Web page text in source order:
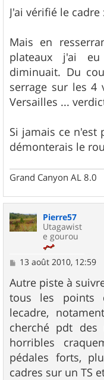
s
s
g
e
J'ai vérifié le
Mais en
plateaux j'ai
diminuait. Du
serrage sur les 4
Versailles ...
Si jamais ce n'est
démonterais le
Grand Canyon AL 8.0
Pierre57
Utagawist
e gourou
M
s
s
a
g
e
13 août 2010, 12:59
Autre piste à
tous les points
lecadre,
cherché pdt
horribles
pédales forts,
cadres sur un TS